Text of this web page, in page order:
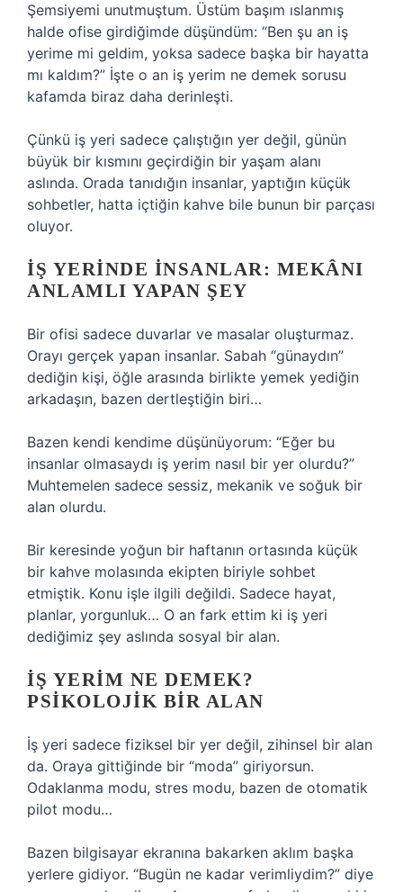
Şemsiyemi unutmuştum. Üstüm başım ıslanmış
halde ofise girdiğimde düşündüm: “Ben şu an iş
yerime mi geldim, yoksa sadece başka bir hayatta
mı kaldım?” İşte o an iş yerim ne demek sorusu
kafamda biraz daha derinleşti.
Çünkü iş yeri sadece çalıştığın yer değil, günün
büyük bir kısmını geçirdiğin bir yaşam alanı
aslında. Orada tanıdığın insanlar, yaptığın küçük
sohbetler, hatta içtiğin kahve bile bunun bir parçası
oluyor.
İŞ YERINDE INSANLAR: MEKÂNI
ANLAMLI YAPAN ŞEY
Bir ofisi sadece duvarlar ve masalar oluşturmaz.
Orayı gerçek yapan insanlar. Sabah “günaydın”
dediğin kişi, öğle arasında birlikte yemek yediğin
arkadaşın, bazen dertleştiğin biri…
Bazen kendi kendime düşünüyorum: “Eğer bu
insanlar olmasaydı iş yerim nasıl bir yer olurdu?”
Muhtemelen sadece sessiz, mekanik ve soğuk bir
alan olurdu.
Bir keresinde yoğun bir haftanın ortasında küçük
bir kahve molasında ekipten biriyle sohbet
etmiştik. Konu işle ilgili değildi. Sadece hayat,
planlar, yorgunluk… O an fark ettim ki iş yeri
dediğimiz şey aslında sosyal bir alan.
İŞ YERIM NE DEMEK?
PSIKOLOJIK BIR ALAN
İş yeri sadece fiziksel bir yer değil, zihinsel bir alan
da. Oraya gittiğinde bir “moda” giriyorsun.
Odaklanma modu, stres modu, bazen de otomatik
pilot modu…
Bazen bilgisayar ekranına bakarken aklım başka
yerlere gidiyor. “Bugün ne kadar verimliydim?” diye